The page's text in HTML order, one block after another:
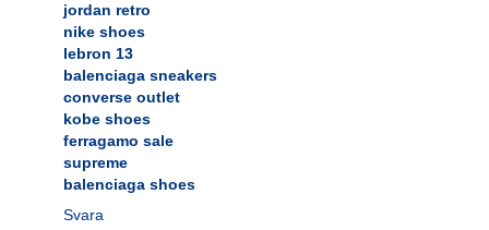
jordan retro
nike shoes
lebron 13
balenciaga sneakers
converse outlet
kobe shoes
ferragamo sale
supreme
balenciaga shoes
Svara